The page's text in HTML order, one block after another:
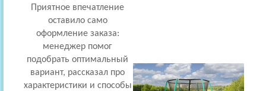
Приятное впечатление
оставило само
оформление заказа:
менеджер помог
подобрать оптимальный
вариант, рассказал про
характеристики и способы